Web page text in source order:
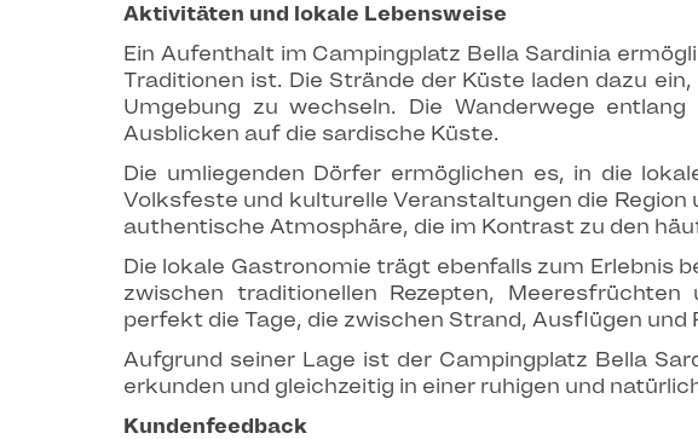
Aktivitäten und lokale Lebensweise
Ein Aufenthalt im Campingplatz Bella Sardinia
Traditionen ist. Die Strände der Küste laden dazu
Umgebung zu wechseln. Die Wanderwege
Ausblicken auf die sardische Küste.
Die umliegenden Dörfer ermöglichen es, in die
Volksfeste und kulturelle Veranstaltungen die Region
authentische Atmosphäre, die im Kontrast zu den
Die lokale Gastronomie trägt ebenfalls zum Erlebnis
zwischen traditionellen Rezepten,
perfekt die Tage, die zwischen Strand, Ausflügen
Aufgrund seiner Lage ist der Campingplatz Bella
erkunden und gleichzeitig in einer ruhigen und
Kundenfeedback